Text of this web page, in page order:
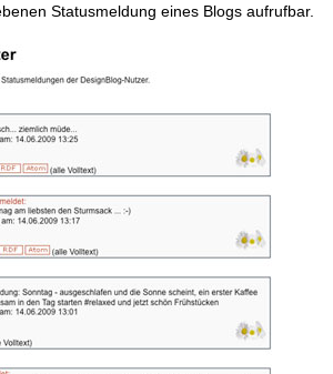
Statusmeldung eines Blogs aufrufbar.